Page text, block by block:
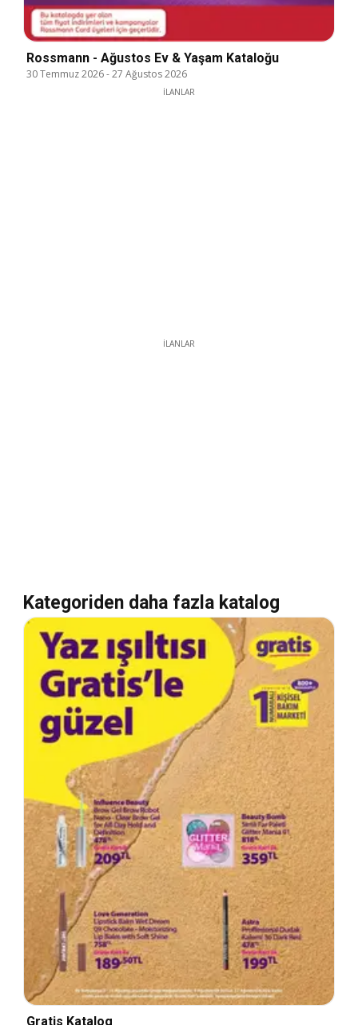
Rossmann - Ağustos Ev & Yaşam Kataloğu
30 Temmuz 2026-27 Ağustos 2026
İLANLAR
İLANLAR
Kategoriden daha fazla katalog
Gratis Katalog